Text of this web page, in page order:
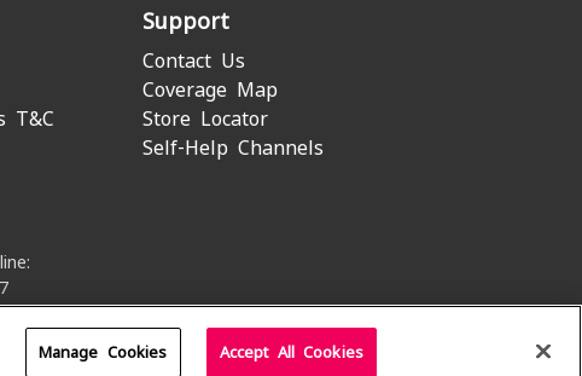
T&C
Support
Contact Us
Coverage Map
Store Locator
Self-Help Channels
Manage Cookies Accept All Cookies